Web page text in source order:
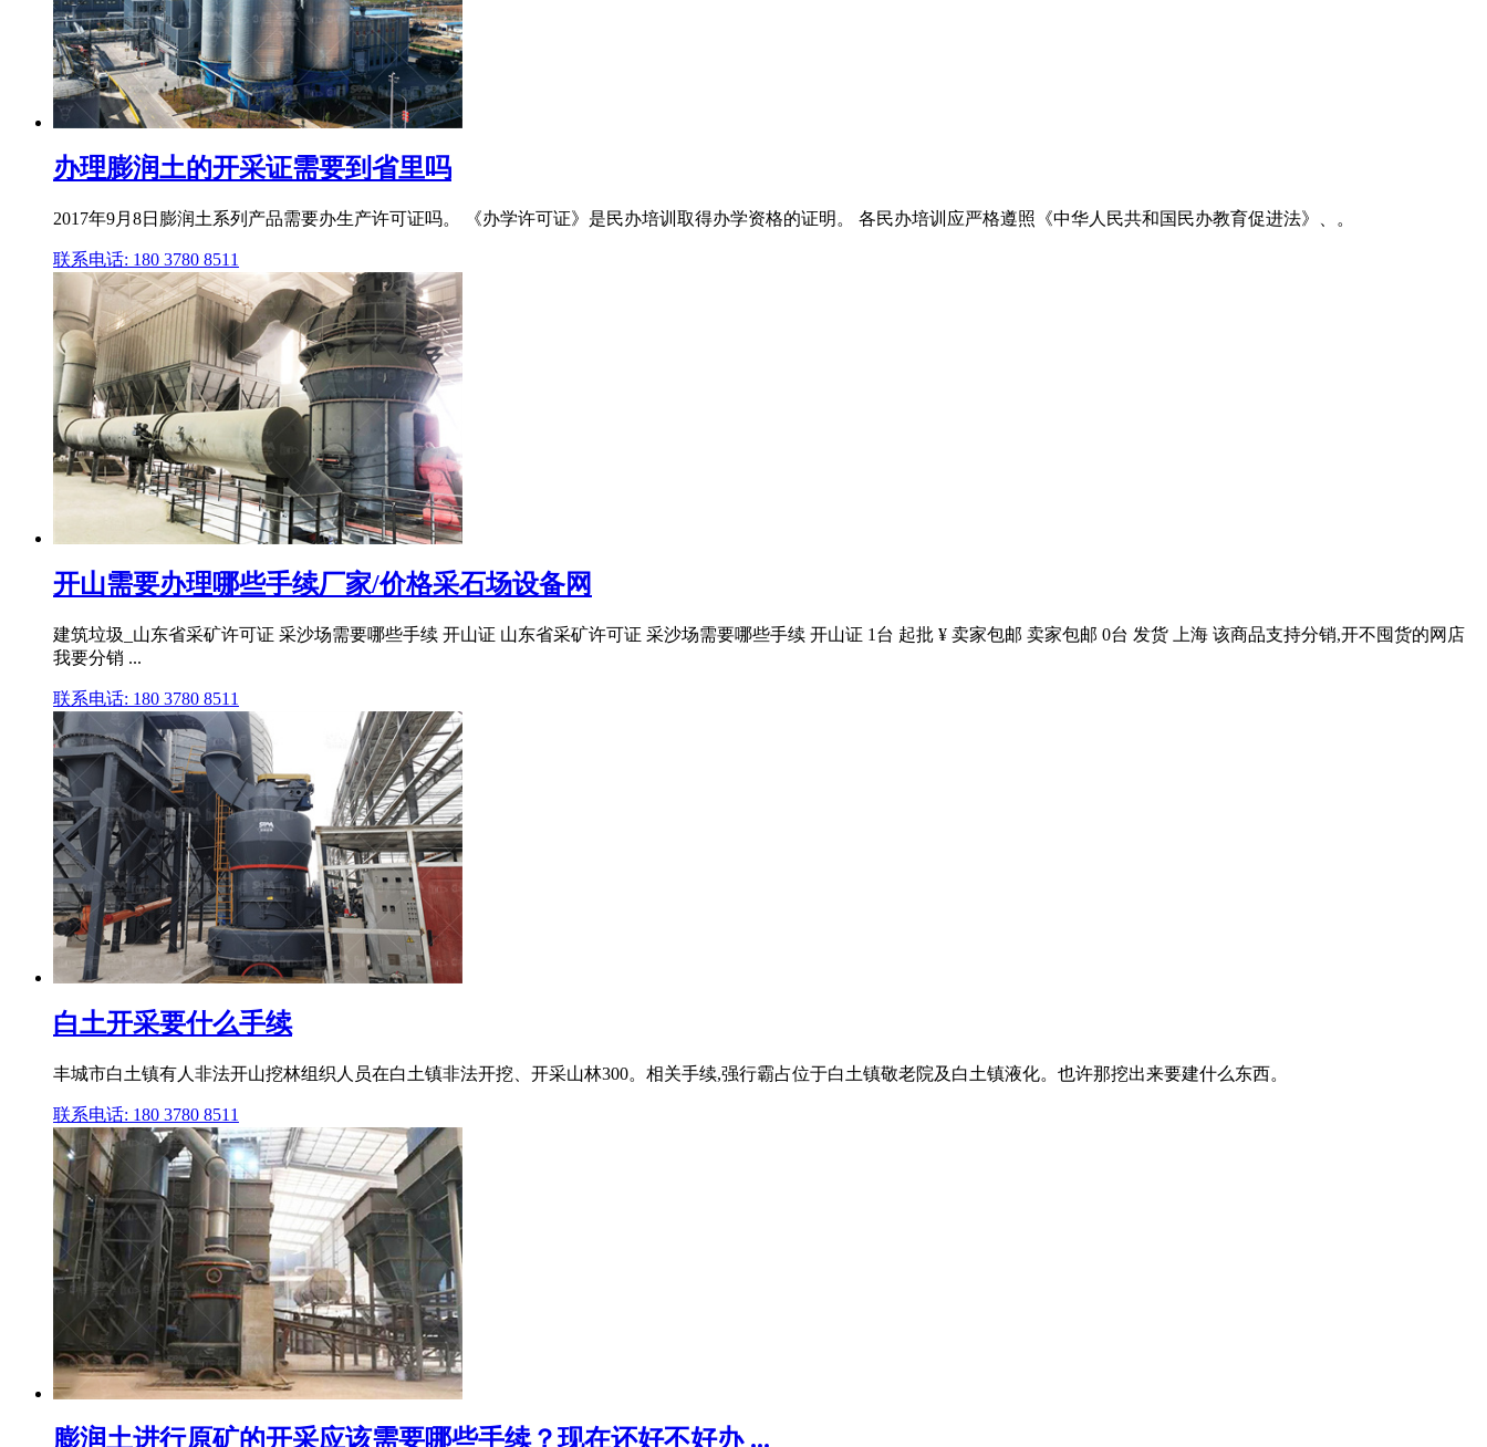
办理膨润土的开采证需要到省里吗
2017年9月8日膨润土系列产品需要办生产许可证吗。 《办学许可证》是民办培训取得办学资格的证明。 各民办培训应严格遵照《中华人民共和国民办教育促进法》、。
联系电话: 180 3780 8511
开山需要办理哪些手续厂家/价格采石场设备网
建筑垃圾_山东省采矿许可证 采沙场需要哪些手续 开山证 山东省采矿许可证 采沙场需要哪些手续 开山证 1台 起批 ¥ 卖家包邮 卖家包邮 0台 发货 上海 该商品支持分销,开不囤货的网店
我要分销 ...
联系电话: 180 3780 8511
白土开采要什么手续
丰城市白土镇有人非法开山挖林组织人员在白土镇非法开挖、开采山林300。相关手续,强行霸占位于白土镇敬老院及白土镇液化。也许那挖出来要建什么东西。
联系电话: 180 3780 8511
膨润土进行原矿的开采应该需要哪些手续？现在还好不好办 ...